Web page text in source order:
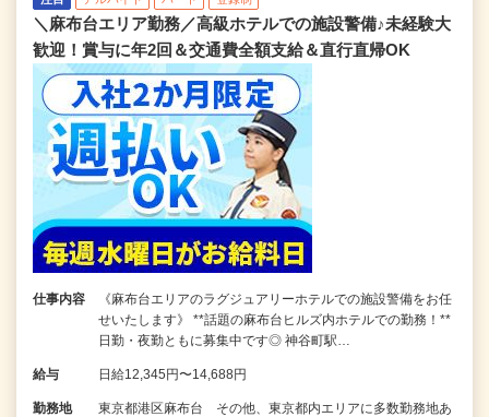
＼麻布台エリア勤務／高級ホテルでの施設警備♪未経験大
歓迎！賞与に年2回＆交通費全額支給＆直行直帰OK
仕事内容
《麻布台エリアのラグジュアリーホテルでの施設警備をお任
せいたします》 **話題の麻布台ヒルズ内ホテルでの勤務！**
日勤・夜勤ともに募集中です◎ 神谷町駅…
給与 日給12,345円〜14,688円
勤務地
東京都港区麻布台 その他、東京都内エリアに多数勤務地あ